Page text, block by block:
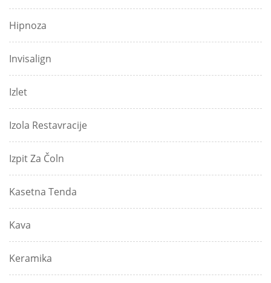
Hipnoza
Invisalign
Izlet
Izola Restavracije
Izpit Za Čoln
Kasetna Tenda
Kava
Keramika